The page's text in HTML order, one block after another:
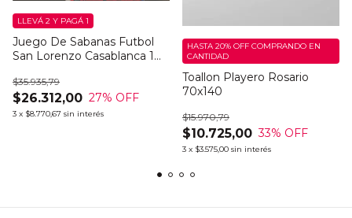
Juego De Sabanas Futbol
San Lorenzo Casablanca 1
$26.312,00
$35.935,79
27% OFF
3 x $8.770,67 sin interés
LLEVÁ 2 Y PAGÁ 1
Toallon Playero Rosario
70x140
$10.725,00
$15.970,79
33% OFF
3 x $3.575,00 sin interés
HASTA 20% OFF COMPRANDO EN
CANTIDAD